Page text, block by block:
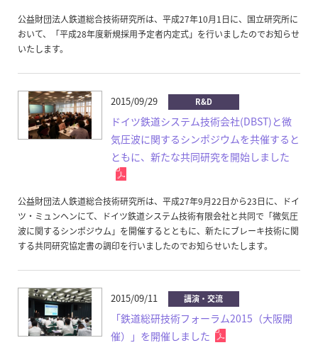
公益財団法人鉄道総合技術研究所は、平成27年10月1日に、国立研究所に
おいて、「平成28年度新規採用予定者内定式」を行いましたのでお知らせ
いたします。
2015/09/29 R&D
ドイツ鉄道システム技術会社(DBST)と微
気圧波に関するシンポジウムを共催すると
ともに、新たな共同研究を開始しました
公益財団法人鉄道総合技術研究所は、平成27年9月22日から23日に、ドイ
ツ・ミュンヘンにて、ドイツ鉄道システム技術有限会社と共同で「微気圧
波に関するシンポジウム」を開催するとともに、新たにブレーキ技術に関
する共同研究協定書の調印を行いましたのでお知らせいたします。
2015/09/11 講演・交流
「鉄道総研技術フォーラム2015（大阪開
催）」を開催しました